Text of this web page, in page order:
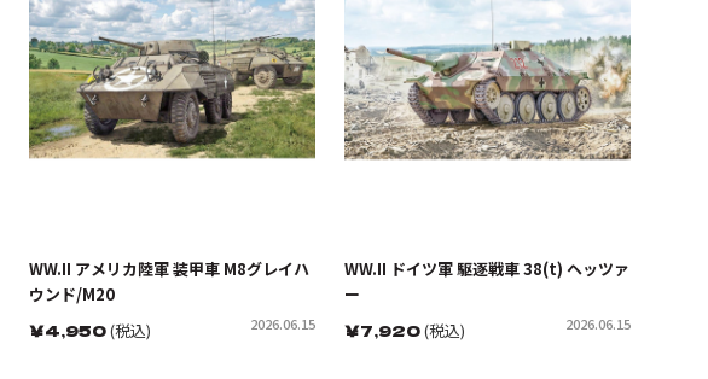
WW.II アメリカ陸軍 装甲車 M8グレイハ
ウンド/M20
￥4,950(税込) 2026.06.15
WW.II ドイツ軍 駆逐戦車 38(t) ヘッツァ
ー
￥7,920(税込) 2026.06.15